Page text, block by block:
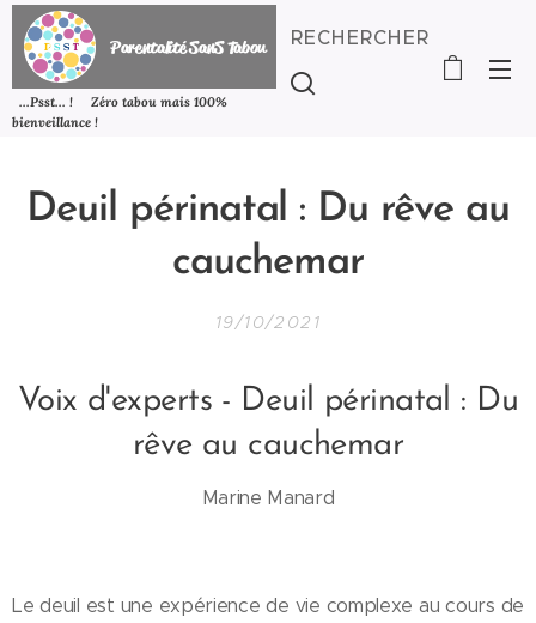
Parentalité SanSTabou
...Psst... ! Zéro tabou mais 100%
bienveillance !
RECHERCHER
Deuil périnatal : Du rêve au
cauchemar
19/10/2021
Voix d'experts - Deuil périnatal : Du
rêve au cauchemar
Marine Manard
Le deuil est une expérience de vie complexe au cours de